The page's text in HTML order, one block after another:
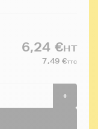
6,24 €HT
7,49 €TTC
+